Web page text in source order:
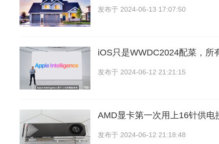
发布于 2024-06-13 17:07:50
iOS只是WWDC2024配菜，所
发布于 2024-06-12 21:21:15
AMD显卡第一次用上16针供电
发布于 2024-06-12 21:18:48